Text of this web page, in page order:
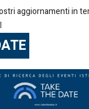
aggiornamenti in